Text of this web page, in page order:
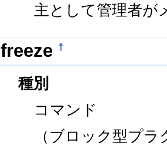
主として管理者が
freeze †
種別
コマンド
（ブロック型プラ